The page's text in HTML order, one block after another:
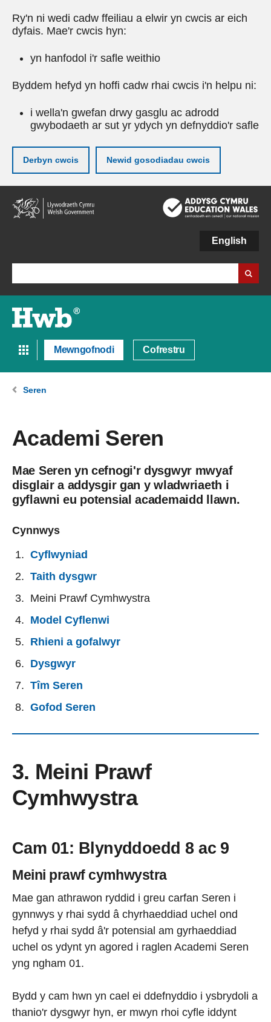
Ry'n ni wedi cadw ffeiliau a elwir yn cwcis ar eich
dyfais. Mae'r cwcis hyn:
yn hanfodol i'r safle weithio
Byddem hefyd yn hoffi cadw rhai cwcis i'n helpu ni:
i wella'n gwefan drwy gasglu ac adrodd
gwybodaeth ar sut yr ydych yn defnyddio'r safle
Derbyn cwcis Newid gosodiadau cwcis
Neidio
i'r
prif
English
Mewngofnodi Cofrestru
Seren
Academi Seren
Mae Seren yn cefnogi'r dysgwyr mwyaf
disglair a addysgir gan y wladwriaeth i
gyflawni eu potensial academaidd llawn.
Cynnwys
Cyflwyniad
Taith dysgwr
Meini Prawf Cymhwystra
Model Cyflenwi
Rhieni a gofalwyr
Dysgwyr
Tîm Seren
Gofod Seren
3. Meini Prawf
Cymhwystra
Cam 01: Blynyddoedd 8 ac 9
Meini prawf cymhwystra
Mae gan athrawon ryddid i greu carfan Seren i
gynnwys y rhai sydd â chyrhaeddiad uchel ond
hefyd y rhai sydd â'r potensial am gyrhaeddiad
uchel os ydynt yn agored i raglen Academi Seren
yng ngham 01.
Bydd y cam hwn yn cael ei ddefnyddio i ysbrydoli a
thanio'r dysgwyr hyn, er mwyn rhoi cyfle iddynt